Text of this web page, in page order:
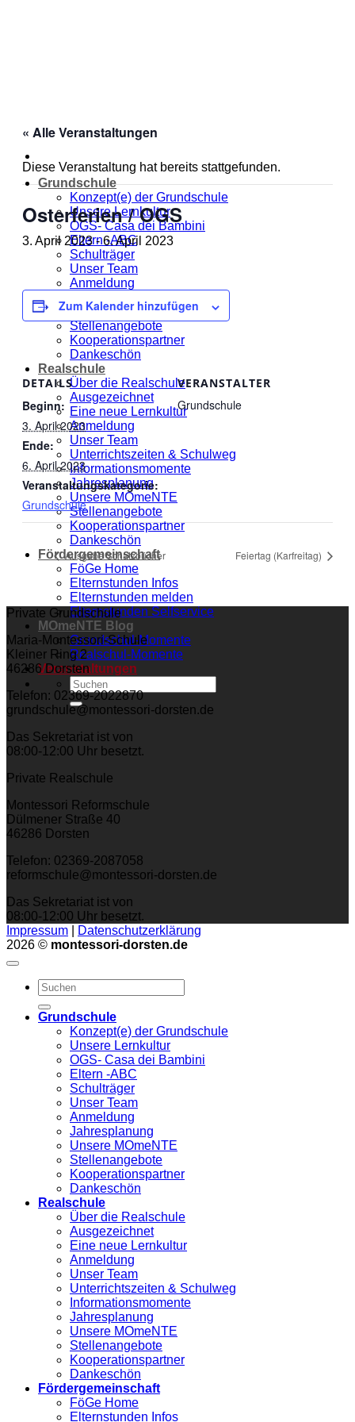
Grundschule
Konzept(e) der Grundschule
Unsere Lernkultur
OGS- Casa dei Bambini
Eltern -ABC
Schulträger
Unser Team
Anmeldung
Unsere MOmeNTE
Stellenangebote
Kooperationspartner
Dankeschön
Realschule
Über die Realschule
Ausgezeichnet
Eine neue Lernkultur
Anmeldung
Unser Team
Unterrichtszeiten & Schulweg
Informationsmomente
Jahresplanung
Unsere MOmeNTE
Stellenangebote
Kooperationspartner
Dankeschön
Fördergemeinschaft
FöGe Home
Elternstunden Infos
Elternstunden melden
Elternstunden Selfservice
MOmeNTE Blog
Grundschul-Momente
Realschul-Momente
Veranstaltungen
« Alle Veranstaltungen
Diese Veranstaltung hat bereits stattgefunden.
Osterferien / OGS
3. April 2023-6. April 2023
Zum Kalender hinzufügen
DETAILS
Beginn:
3. April 2023
Ende:
6. April 2023
Veranstaltungskategorie:
Grundschule
VERANSTALTER
Grundschule
Ausgabe Schatzbücher Feiertag (Karfreitag)
Private Grundschule
Maria-Montessori-Schule
Kleiner Ring 2
46286 Dorsten
Telefon: 02369-2022870
grundschule@montessori-dorsten.de
Das Sekretariat ist von
08:00-12:00 Uhr besetzt.
Private Realschule
Montessori Reformschule
Dülmener Straße 40
46286 Dorsten
Telefon: 02369-2087058
reformschule@montessori-dorsten.de
Das Sekretariat ist von
08:00-12:00 Uhr besetzt.
Impressum
Datenschutzerklärung
2026 © montessori-dorsten.de
Grundschule
Konzept(e) der Grundschule
Unsere Lernkultur
OGS- Casa dei Bambini
Eltern -ABC
Schulträger
Unser Team
Anmeldung
Jahresplanung
Unsere MOmeNTE
Stellenangebote
Kooperationspartner
Dankeschön
Realschule
Über die Realschule
Ausgezeichnet
Eine neue Lernkultur
Anmeldung
Unser Team
Unterrichtszeiten & Schulweg
Informationsmomente
Jahresplanung
Unsere MOmeNTE
Stellenangebote
Kooperationspartner
Dankeschön
Fördergemeinschaft
FöGe Home
Elternstunden Infos